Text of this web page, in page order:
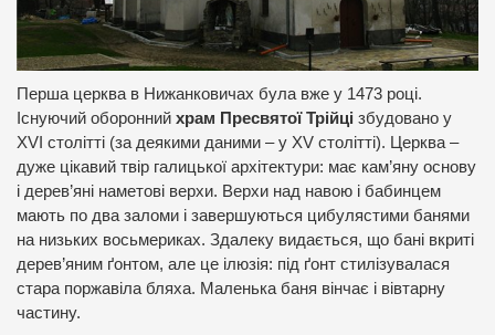
Перша церква в Нижанковичах була вже у 1473 році.
Існуючий оборонний храм Пресвятої Трійці збудовано у
XVI столітті (за деякими даними – у XV столітті). Церква –
дуже цікавий твір галицької архітектури: має кам’яну основу
і дерев’яні наметові верхи. Верхи над навою і бабинцем
мають по два заломи і завершуються цибулястими банями
на низьких восьмериках. Здалеку видається, що бані вкриті
дерев’яним ґонтом, але це ілюзія: під ґонт стилізувалася
стара поржавіла бляха. Маленька баня вінчає і вівтарну
частину.